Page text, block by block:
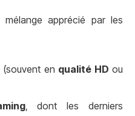
apprécié par les
(souvent en qualité HD ou
, dont les derniers